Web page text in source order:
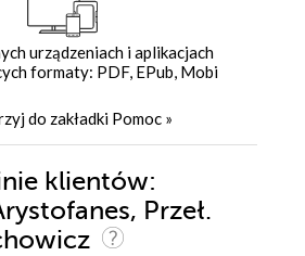
urządzeniach i aplikacjach
formaty: PDF, EPub, Mobi
do zakładki Pomoc »
klientów:
Przeł.